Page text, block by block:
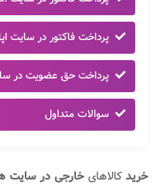
پرداخت فاکتور در سایت
پرداخت حق عضویت در
سوالات متداول
خریدکالاهایخارجی در سایت